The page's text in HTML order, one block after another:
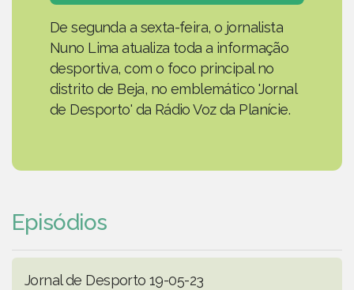
De segunda a sexta-feira, o jornalista
Nuno Lima atualiza toda a informação
desportiva, com o foco principal no
distrito de Beja, no emblemático 'Jornal
de Desporto' da Rádio Voz da Planície.
Episódios
Jornal de Desporto 19-05-23